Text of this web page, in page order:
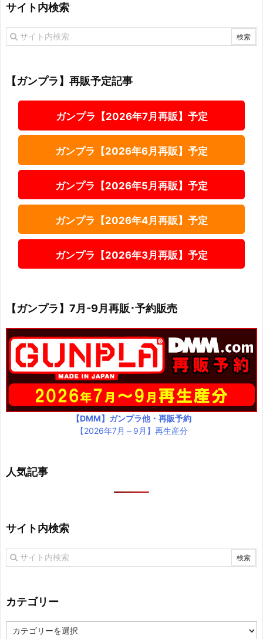
サイト内検索
【ガンプラ】再販予定記事
ガンプラ【2026年7月再販】予定
ガンプラ【2026年6月再販】予定
ガンプラ【2026年5月再販】予定
ガンプラ【2026年4月再販】予定
ガンプラ【2026年3月再販】予定
【ガンプラ】7月-9月再販･予約販売
【DMM】ガンプラ他・再販予約
【2026年7月～9月】再生産分
人気記事
サイト内検索
カテゴリー